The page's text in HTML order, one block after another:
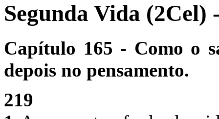
Segunda Vida (2Cel)
Capítulo 165 - Como o
depois no pensamento.
219